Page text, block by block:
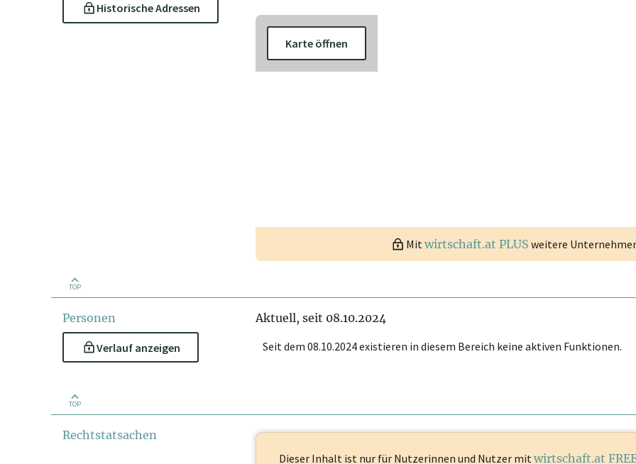
Historische Adressen
Karte öffnen
Mitwirtschaft.at PLUS weitere
TOP
Personen
Verlauf anzeigen
Aktuell, seit 08.10.2024
Seit dem 08.10.2024 existieren in diesem Bereich keine aktiven Funktionen.
TOP
Rechtstatsachen
Dieser Inhalt ist nur für Nutzerinnen und Nutzer mit wirtschaft.at